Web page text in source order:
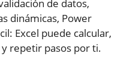
de datos,
dinámicas, Power
Excel puede calcular,
repetir pasos por ti.